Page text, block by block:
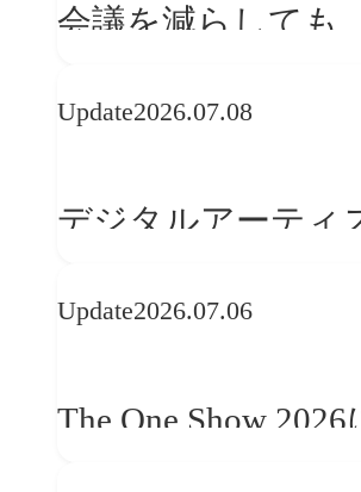
会議を減らしても
Update2026.07.08
デジタルアーティ
ークフロー設計と
Update2026.07.06
The One Show